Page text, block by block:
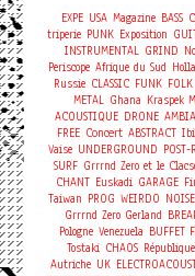
EXPE USA Magazine BASS
triperie PUNK Exposition
INSTRUMENTAL GRIND
Periscope Afrique du Sud
Russie CLASSIC FUNK FOLK
METAL Ghana Kraspek
ACOUSTIQUE DRONE
FREE Concert ABSTRACT
Vaise UNDERGROUND POST-
SURF Grrrnd Zero et le
CHANT Euskadi GARAGE
Taiwan PROG WEIRDO NOISE
Grrrnd Zero Gerland
Pologne Venezuela BUFFET
Tostaki CHAOS
Autriche UK